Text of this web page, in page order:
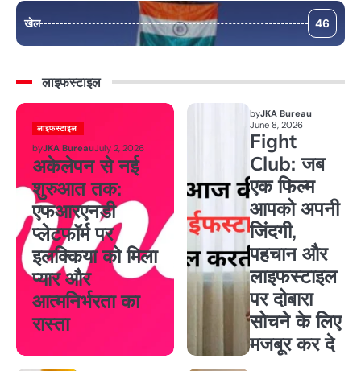
खेल 46
लाइफस्टाइल
लाइफस्टाइल
byJKA BureauJuly 2, 2026
अकेलेपन से नई
शुरुआत तक:
एफआरएनडी
प्लेटफॉर्म पर
इलक्किया को मिला
प्यार और
आत्मनिर्भरता का
रास्ता
byJKA Bureau
June 8, 2026
Fight
Club: जब
एक फिल्म
आपको अपनी
जिंदगी,
पहचान और
लाइफस्टाइल
पर दोबारा
सोचने के लिए
मजबूर कर दे